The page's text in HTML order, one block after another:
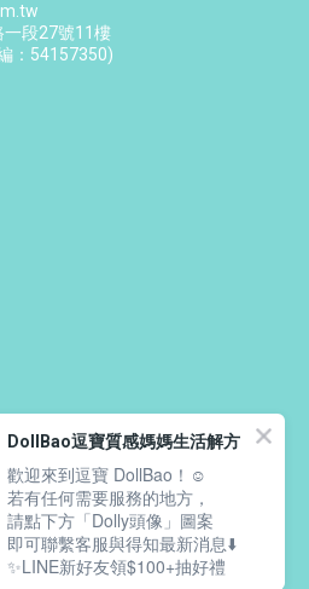
一段27號11樓
：54157350)
DollBao逗寶質感媽媽生活解方
歡迎來到逗寶 DollBao！☺️
若有任何需要服務的地方，
請點下方「Dolly頭像」圖案
即可聯繫客服與得知最新消息⬇️
✨LINE新好友領$100+抽好禮